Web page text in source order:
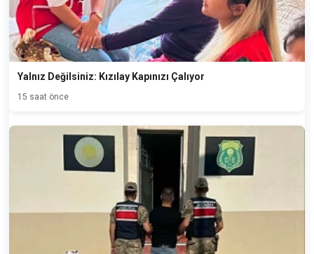
Yalnız Değilsiniz: Kızılay Kapınızı Çalıyor
15 saat önce